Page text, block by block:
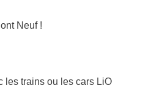
Neuf !
les trains ou les cars LiO